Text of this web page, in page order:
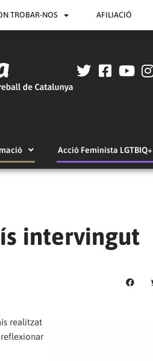
TROBAR-NOS AFILIACIÓ
Acció Feminista LGTBIQ+
intervingut
realitzat